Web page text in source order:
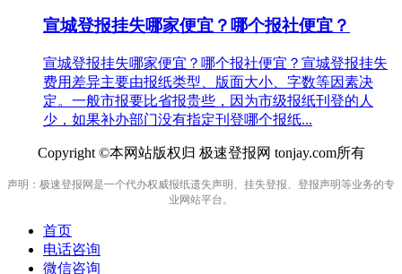
宣城登报挂失哪家便宜？哪个报社便宜？
宣城登报挂失哪家便宜？哪个报社便宜？宣城登报挂失
费用差异主要由报纸类型、版面大小、字数等因素决
定。一般市报要比省报贵些，因为市级报纸刊登的人
少，如果补办部门没有指定刊登哪个报纸...
Copyright ©本网站版权归 极速登报网 tonjay.com所有
声明：极速登报网是一个代办权威报纸遗失声明、挂失登报、登报声明等业务的专
业网站平台。
首页
电话咨询
微信咨询